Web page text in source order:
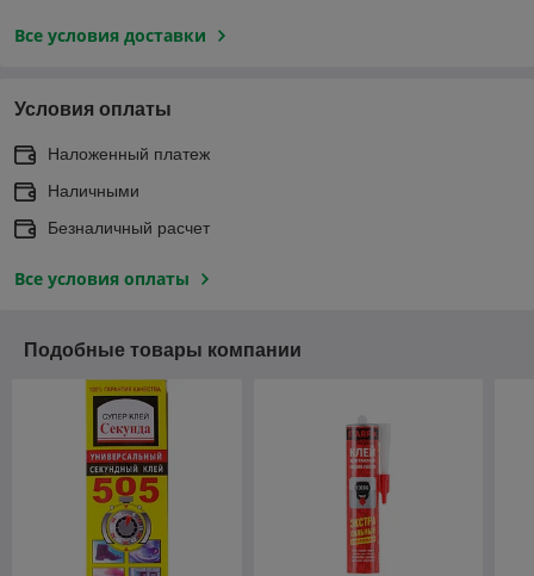
Все условия доставки
Условия оплаты
Наложенный платеж
Наличными
Безналичный расчет
Все условия оплаты
Подобные товары компании